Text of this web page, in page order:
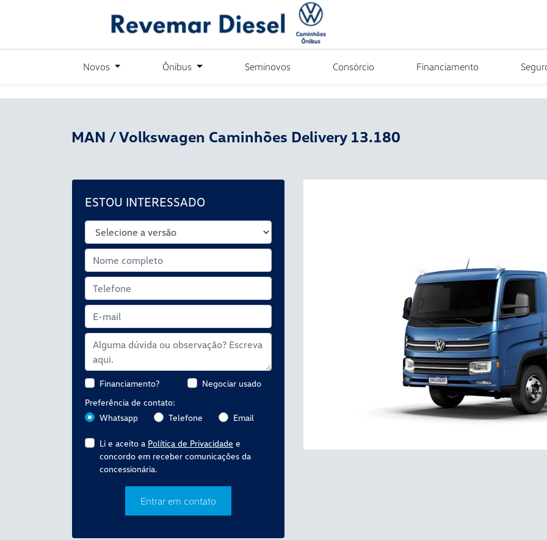
Novos Ônibus Seminovos Consórcio Financiamento
MAN / Volkswagen Caminhões Delivery 13.180
ESTOU INTERESSADO
Financiamento?
Negociar usado
Preferência de contato:
Whatsapp
Telefone Email
Li e aceito a Política de Privacidade e
concordo em receber comunicações da
concessionária.
Entrar em contato